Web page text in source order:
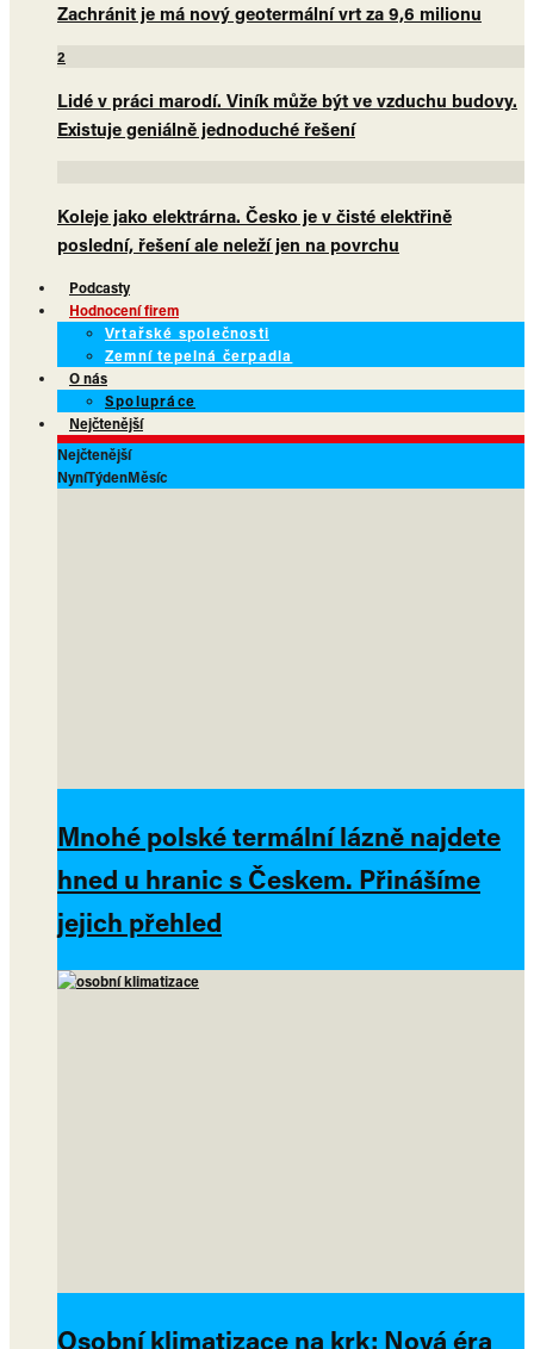
Zachránit je má nový geotermální vrt za 9,6 milionu
2
Lidé v práci marodí. Viník může být ve vzduchu budovy.
Existuje geniálně jednoduché řešení
Koleje jako elektrárna. Česko je v čisté elektřině
poslední, řešení ale neleží jen na povrchu
Podcasty
Hodnocení firem
Vrtařské společnosti
Zemní tepelná čerpadla
O nás
Spolupráce
Nejčtenější
Nejčtenější
NyníTýdenMěsíc
Mnohé polské termální lázně najdete
hned u hranic s Českem. Přinášíme
jejich přehled
Osobní klimatizace na krk: Nová éra